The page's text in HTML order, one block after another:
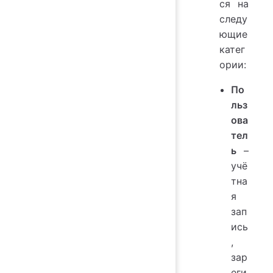
ся на
следу
ющие
катег
ории:
По
льз
ова
тел
ь –
учё
тна
я
зап
ись
,
зар